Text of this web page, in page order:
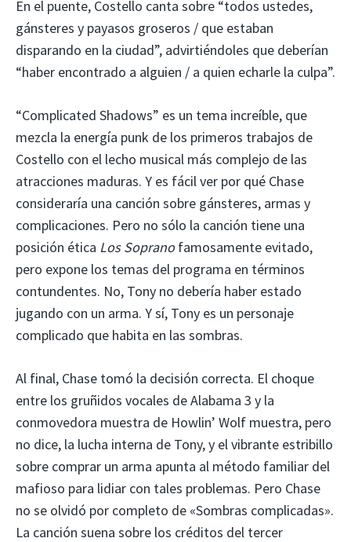
En el puente, Costello canta sobre “todos ustedes,
gánsteres y payasos groseros / que estaban
disparando en la ciudad”, advirtiéndoles que deberían
“haber encontrado a alguien / a quien echarle la culpa”.
“Complicated Shadows” es un tema increíble, que
mezcla la energía punk de los primeros trabajos de
Costello con el lecho musical más complejo de las
atracciones maduras. Y es fácil ver por qué Chase
consideraría una canción sobre gánsteres, armas y
complicaciones. Pero no sólo la canción tiene una
posición ética Los Sopranofamosamente evitado,
pero expone los temas del programa en términos
contundentes. No, Tony no debería haber estado
jugando con un arma. Y sí, Tony es un personaje
complicado que habita en las sombras.
Al final, Chase tomó la decisión correcta. El choque
entre los gruñidos vocales de Alabama 3 y la
conmovedora muestra de Howlin’ Wolf muestra, pero
no dice, la lucha interna de Tony, y el vibrante estribillo
sobre comprar un arma apunta al método familiar del
mafioso para lidiar con tales problemas. Pero Chase
no se olvidó por completo de «Sombras complicadas».
La canción suena sobre los créditos del tercer